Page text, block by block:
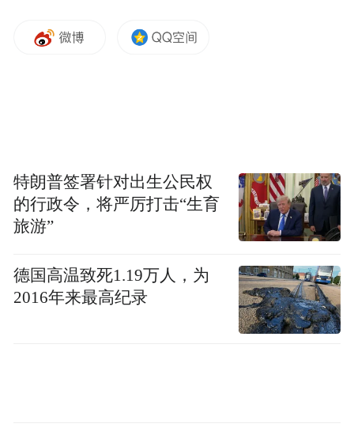
特朗普签署针对出生公民权
的行政令，将严厉打击“生育
旅游”
德国高温致死1.19万人，为
2016年来最高纪录